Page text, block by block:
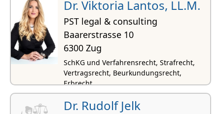
Dr. Viktoria Lantos, LL.M.
PST legal & consulting
Baarerstrasse 10
6300 Zug
SchKG und Verfahrensrecht, Strafrecht,
Vertragsrecht, Beurkundungsrecht,
Erbrecht
Dr. Rudolf Jelk